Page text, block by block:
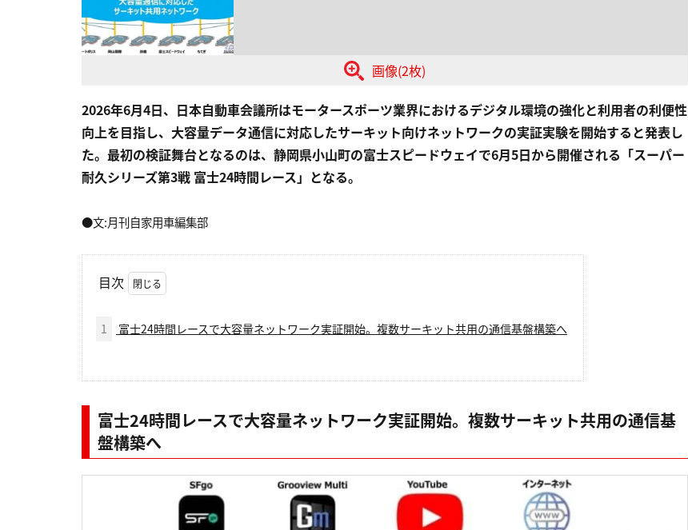
画像(2枚)
2026年6月4日、日本自動車会議所はモータースポーツ業界におけるデジタル環境の強化と利用者の利便性
向上を目指し、大容量データ通信に対応したサーキット向けネットワークの実証実験を開始すると発表し
た。最初の検証舞台となるのは、静岡県小山町の富士スピードウェイで6月5日から開催される「スーパー
耐久シリーズ第3戦 富士24時間レース」となる。
●文:月刊自家用車編集部
目次
1 富士24時間レースで大容量ネットワーク実証開始。複数サーキット共用の通信基盤構築へ
富士24時間レースで大容量ネットワーク実証開始。複数サーキット共用の通信基
盤構築へ